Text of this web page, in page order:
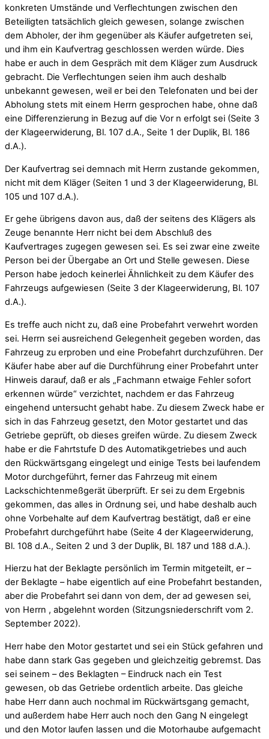
konkreten Umstände und Verflechtungen zwischen den
Beteiligten tatsächlich gleich gewesen, solange zwischen
dem Abholer, der ihm gegenüber als Käufer aufgetreten sei,
und ihm ein Kaufvertrag geschlossen werden würde. Dies
habe er auch in dem Gespräch mit dem Kläger zum Ausdruck
gebracht. Die Verflechtungen seien ihm auch deshalb
unbekannt gewesen, weil er bei den Telefonaten und bei der
Abholung stets mit einem Herrn gesprochen habe, ohne daß
eine Differenzierung in Bezug auf die Vor n erfolgt sei (Seite 3
der Klageerwiderung, Bl. 107 d.A., Seite 1 der Duplik, Bl. 186
d.A.).
Der Kaufvertrag sei demnach mit Herrn zustande gekommen,
nicht mit dem Kläger (Seiten 1 und 3 der Klageerwiderung, Bl.
105 und 107 d.A.).
Er gehe übrigens davon aus, daß der seitens des Klägers als
Zeuge benannte Herr nicht bei dem Abschluß des
Kaufvertrages zugegen gewesen sei. Es sei zwar eine zweite
Person bei der Übergabe an Ort und Stelle gewesen. Diese
Person habe jedoch keinerlei Ähnlichkeit zu dem Käufer des
Fahrzeugs aufgewiesen (Seite 3 der Klageerwiderung, Bl. 107
d.A.).
Es treffe auch nicht zu, daß eine Probefahrt verwehrt worden
sei. Herrn sei ausreichend Gelegenheit gegeben worden, das
Fahrzeug zu erproben und eine Probefahrt durchzuführen. Der
Käufer habe aber auf die Durchführung einer Probefahrt unter
Hinweis darauf, daß er als „Fachmann etwaige Fehler sofort
erkennen würde“ verzichtet, nachdem er das Fahrzeug
eingehend untersucht gehabt habe. Zu diesem Zweck habe er
sich in das Fahrzeug gesetzt, den Motor gestartet und das
Getriebe geprüft, ob dieses greifen würde. Zu diesem Zweck
habe er die Fahrtstufe D des Automatikgetriebes und auch
den Rückwärtsgang eingelegt und einige Tests bei laufendem
Motor durchgeführt, ferner das Fahrzeug mit einem
Lackschichtenmeßgerät überprüft. Er sei zu dem Ergebnis
gekommen, das alles in Ordnung sei, und habe deshalb auch
ohne Vorbehalte auf dem Kaufvertrag bestätigt, daß er eine
Probefahrt durchgeführt habe (Seite 4 der Klageerwiderung,
Bl. 108 d.A., Seiten 2 und 3 der Duplik, Bl. 187 und 188 d.A.).
Hierzu hat der Beklagte persönlich im Termin mitgeteilt, er –
der Beklagte – habe eigentlich auf eine Probefahrt bestanden,
aber die Probefahrt sei dann von dem, der ad gewesen sei,
von Herrn , abgelehnt worden (Sitzungsniederschrift vom 2.
September 2022).
Herr habe den Motor gestartet und sei ein Stück gefahren und
habe dann stark Gas gegeben und gleichzeitig gebremst. Das
sei seinem – des Beklagten – Eindruck nach ein Test
gewesen, ob das Getriebe ordentlich arbeite. Das gleiche
habe Herr dann auch nochmal im Rückwärtsgang gemacht,
und außerdem habe Herr auch noch den Gang N eingelegt
und den Motor laufen lassen und die Motorhaube aufgemacht